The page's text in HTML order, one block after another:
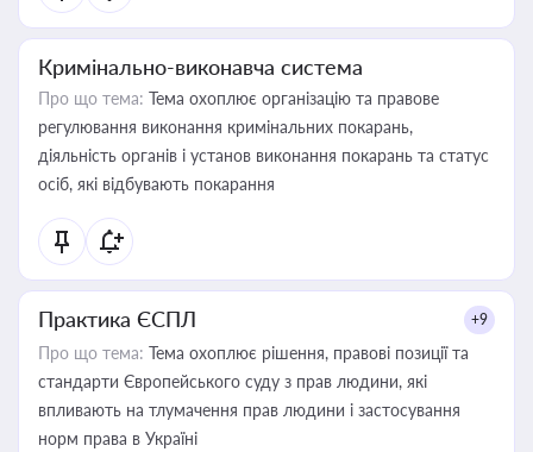
Кримінально-виконавча система
Про що тема: Тема охоплює організацію та правове
регулювання виконання кримінальних покарань,
діяльність органів і установ виконання покарань та статус
осіб, які відбувають покарання
Практика ЄСПЛ +9
Про що тема: Тема охоплює рішення, правові позиції та
стандарти Європейського суду з прав людини, які
впливають на тлумачення прав людини і застосування
норм права в Україні